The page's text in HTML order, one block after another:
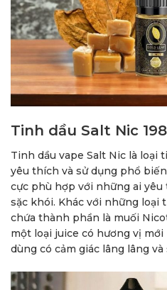
Tinh dầu Salt Nic
Tinh dầu vape Salt Nic là loại
yêu thích và sử dụng phổ
cực phù hợp với những ai yêu
sặc khói. Khác với những loại
chứa thành phần là muối
một loại juice có hương vị
dùng có cảm giác lâng lâng và